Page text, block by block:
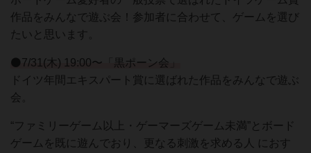
作品をみんなで遊ぶ会！参加者に合わせて、ゲームを選び
たいと思います。
⚫7/31(木) 19:00〜「黒ポーン会」
ドイツ年間エキスパート賞に選ばれた作品をみんなで遊ぶ
会。
“ファミリーゲーム以上・ゲーマーズゲーム未満”とボード
ゲームを既に遊んでおり、更なる刺激を求める人 におす